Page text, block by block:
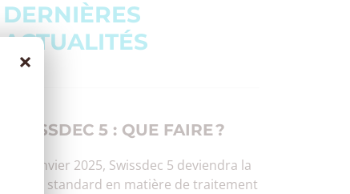
×
DERNIÈRES
ACTUALITÉS
SWISSDEC 5 : QUE FAIRE ?
Dès janvier 2025, Swissdec 5 deviendra la
norme standard en matière de traitement